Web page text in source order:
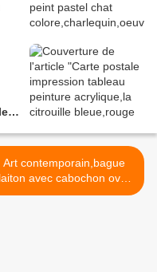
Art contemporain,bague
laiton avec cabochon oval
verre, peinture acrylique